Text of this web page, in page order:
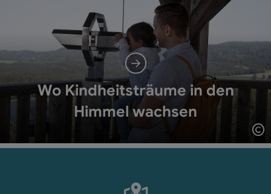
Wo Kindheitsträume in den
Himmel wachsen